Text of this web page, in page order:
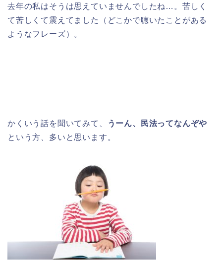
去年の私はそうは思えていませんでしたね…。苦しく
て苦しくて震えてました（どこかで聴いたことがある
ようなフレーズ）。
かくいう話を聞いてみて、
うーん、民法ってなんぞや
という方、多いと思います。